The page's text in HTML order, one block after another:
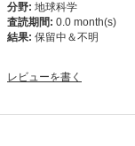
分野: 地球科学
査読期間: 0.0 month(s)
結果: 保留中＆不明
レビューを書く